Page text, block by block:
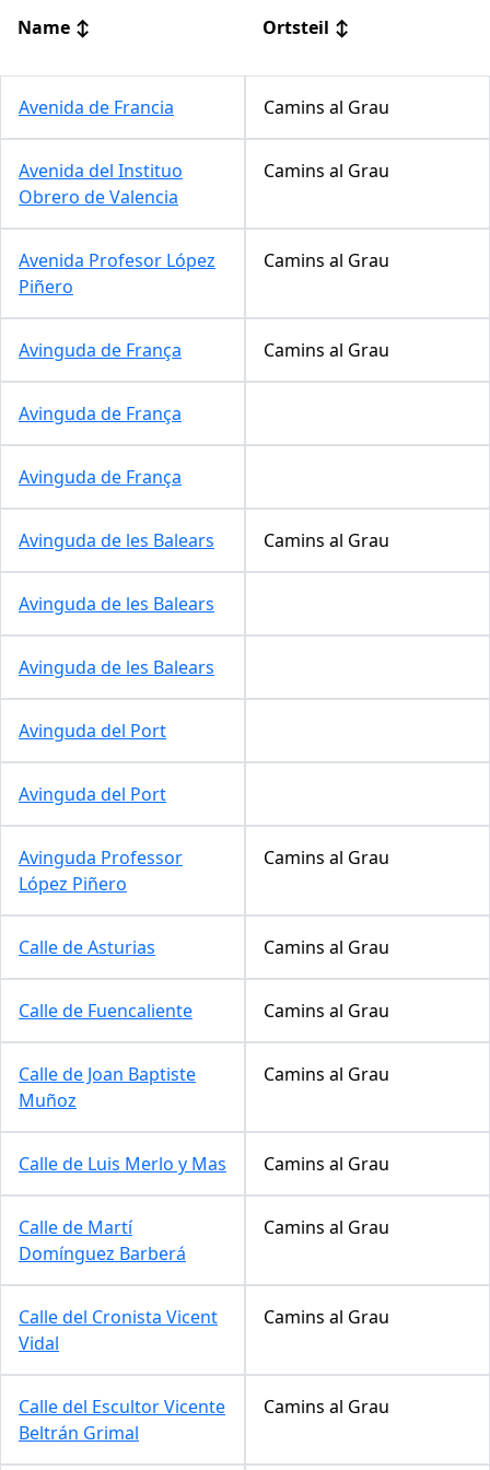
Name ↕ Ortsteil ↕
Avenida de Francia Camins al Grau
Avenida del Instituo
Obrero de Valencia
Camins al Grau
Avenida Profesor López
Piñero
Camins al Grau
Avinguda de França Camins al Grau
Avinguda de França
Avinguda de França
Avinguda de les Balears Camins al Grau
Avinguda de les Balears
Avinguda de les Balears
Avinguda del Port
Avinguda del Port
Avinguda Professor
López Piñero
Camins al Grau
Calle de Asturias Camins al Grau
Calle de Fuencaliente Camins al Grau
Calle de Joan Baptiste
Muñoz
Camins al Grau
Calle de Luis Merlo y Mas Camins al Grau
Calle de Martí
Domínguez Barberá
Camins al Grau
Calle del Cronista Vicent
Vidal
Camins al Grau
Calle del Escultor Vicente
Beltrán Grimal
Camins al Grau